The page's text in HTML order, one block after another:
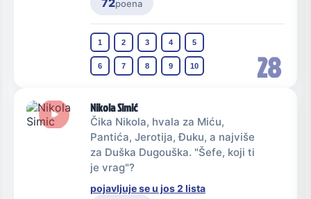
28
72poena
1 2 3 4 5
6 7 8 9 10
Nikola Simić
Čika Nikola, hvala za Miću,
Pantića, Jerotija, Đuku, a najviše
za Duška Dugouška. "Šefe, koji ti
je vrag"?
pojavljuje se u jos 2 lista